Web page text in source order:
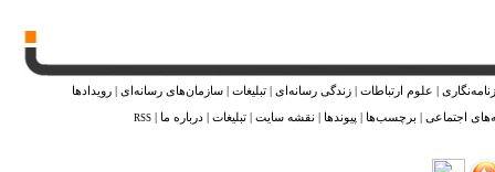
علوم ارتباطات |زندگی رسانه‌ای |تبلیغات سازمان‌های رسانه‌ای |رویدادها
اجتماعی برچسب‌ها پیوندها نقشه ‌سایت تبلیغات |درباره ما |
RSS